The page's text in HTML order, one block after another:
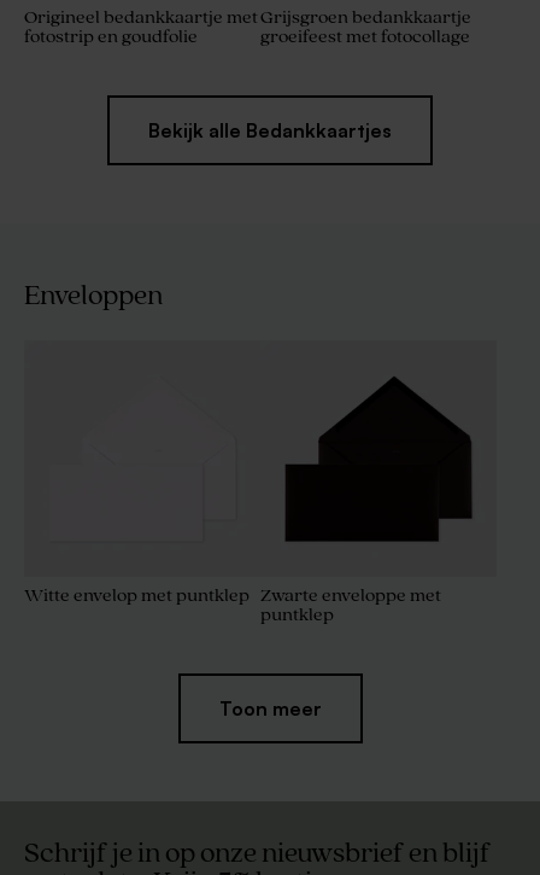
Origineel bedankkaartje met
fotostrip en goudfolie
Grijsgroen bedankkaartje
groeifeest met fotocollage
Bekijk alle Bedankkaartjes
Enveloppen
Witte envelop met puntklep Zwarte enveloppe met
puntklep
Toon meer
Schrijf je in op onze nieuwsbrief en blijf